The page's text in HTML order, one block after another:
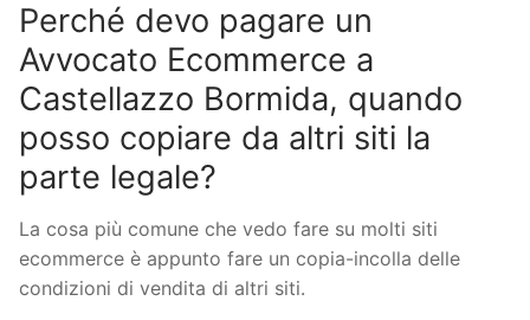
Perché devo pagare un
Avvocato Ecommerce a
Castellazzo Bormida, quando
posso copiare da altri siti la
parte legale?
La cosa più comune che vedo fare su molti siti
ecommerce è appunto fare un copia-incolla delle
condizioni di vendita di altri siti.